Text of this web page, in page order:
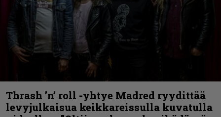
Thrash ’n’ roll -yhtye Madred ryydittää
levyjulkaisua keikkareissulla kuvatulla